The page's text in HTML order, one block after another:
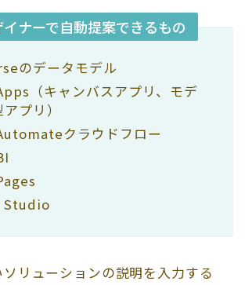
ナーで自動提案できるもの
のデータモデル
（キャンバスアプリ、モデ
プリ）
クラウドフロー
リューションの説明を入力する